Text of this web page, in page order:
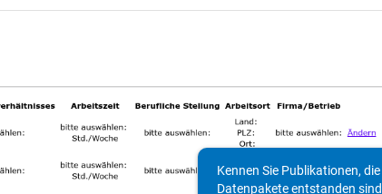
Kennen Sie Publikationen,
Datenpakete entstanden